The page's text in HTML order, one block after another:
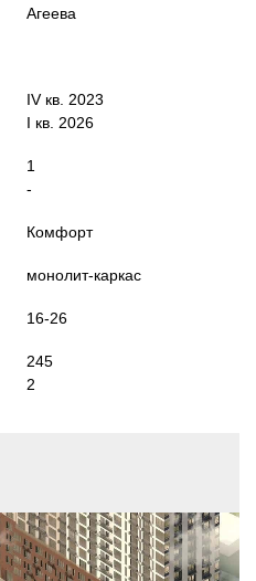
Агеева
IV кв. 2023
I кв. 2026
1
-
Комфорт
монолит-каркас
16-26
245
2